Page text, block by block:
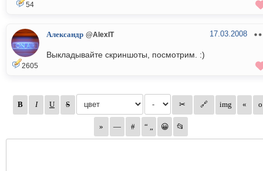
54
2605
Александр @AlexIT 17.03.2008
Выкладывайте скриншоты, посмотрим. :)